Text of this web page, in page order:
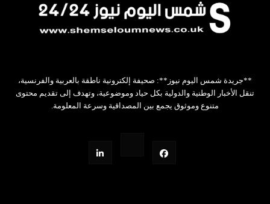
**جريدة شمس اليوم نيوز**: صحيفة إلكترونية ناطقة بالعربية والفرنسية،
تنقل الأخبار الوطنية والدولية بكل حياد وموضوعية، وتهدف إلى تقديم محتوى
متنوع وموثوق يجمع بين المصداقية وسرعة المعلومة.